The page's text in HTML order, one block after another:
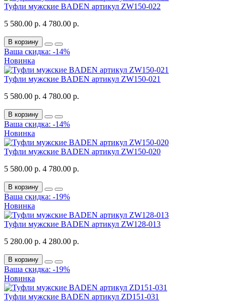
Туфли мужские BADEN артикул ZW150-022
5 580.00 р. 4 780.00 р.
В корзину
Ваша скидка: -14%
Новинка
Туфли мужские BADEN артикул ZW150-021
5 580.00 р. 4 780.00 р.
В корзину
Ваша скидка: -14%
Новинка
Туфли мужские BADEN артикул ZW150-020
5 580.00 р. 4 780.00 р.
В корзину
Ваша скидка: -19%
Новинка
Туфли мужские BADEN артикул ZW128-013
5 280.00 р. 4 280.00 р.
В корзину
Ваша скидка: -19%
Новинка
Туфли мужские BADEN артикул ZD151-031